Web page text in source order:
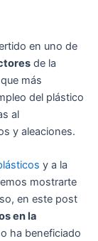
en uno de
de la
más
del plástico
al
y aleaciones.
y a la
mostrarte
en este post
en la
ha beneficiado